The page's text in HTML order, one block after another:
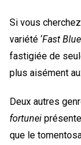
Si vous
variété ‘Fast Blue
fastigiée de
plus aisément
Deux autres
fortunei
que le